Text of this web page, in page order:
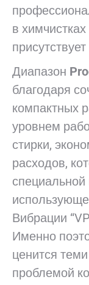
в
Диапазон
благодаря
компактных
уровнем
стирки,
расходов,
Вибрации
Именно
ценится
проблемой